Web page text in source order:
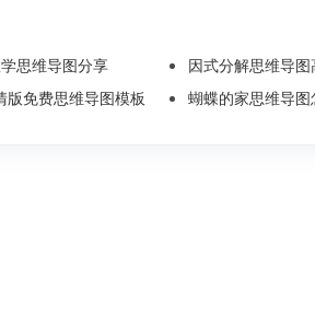
思维导图分享
因式分解思维导
免费思维导图模板 蝴蝶的家思维导图怎